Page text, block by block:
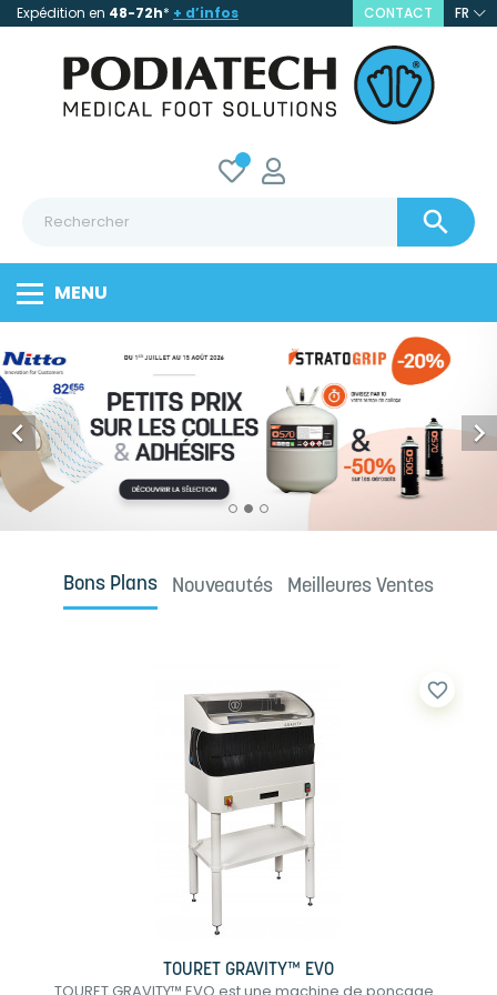
Expédition en 48-72h* + d’infos CONTACT FR

MENU
 
Bons Plans Nouveautés Meilleures Ventes
favorite_border
TOURET GRAVITY™ EVO